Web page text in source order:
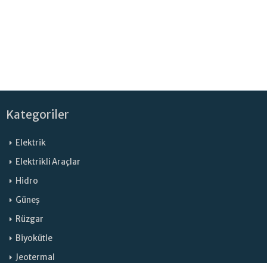
Kategoriler
Elektrik
Elektrikli Araçlar
Hidro
Güneş
Rüzgar
Biyokütle
Jeotermal